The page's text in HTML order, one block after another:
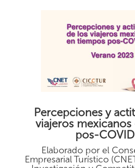
Percepciones y
viajeros
pos-
Elaborado por el
Empresarial Turístico